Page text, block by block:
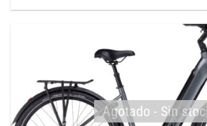
Agotado - Sin